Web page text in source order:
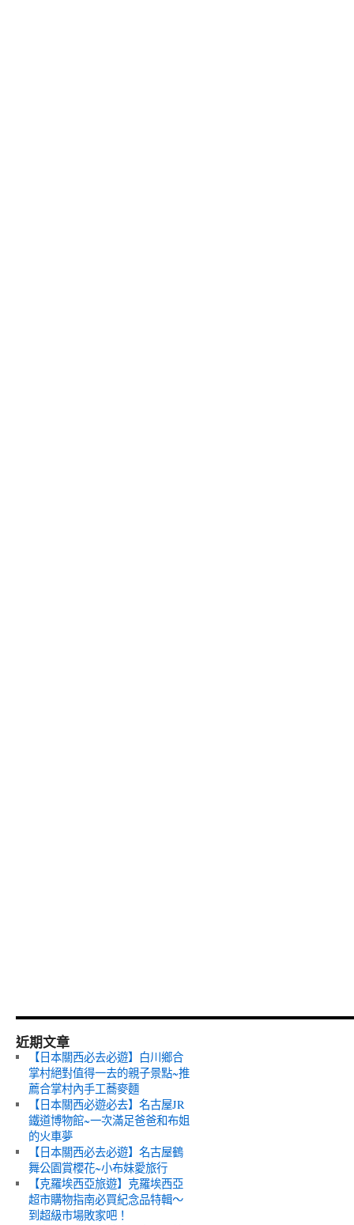
近期文章
【日本關西必去必遊】白川鄉合
掌村絕對值得一去的親子景點~推
薦合掌村內手工蕎麥麵
【日本關西必遊必去】名古屋JR
鐵道博物館~一次滿足爸爸和布姐
的火車夢
【日本關西必去必遊】名古屋鶴
舞公園賞櫻花~小布妹愛旅行
【克羅埃西亞旅遊】克羅埃西亞
超市購物指南必買紀念品特輯～
到超級市場敗家吧！